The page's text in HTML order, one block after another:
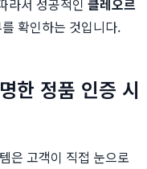
라서 성공적인 클레오르
확인하는 것입니다.
한 정품 인증 시
은 고객이 직접 눈으로